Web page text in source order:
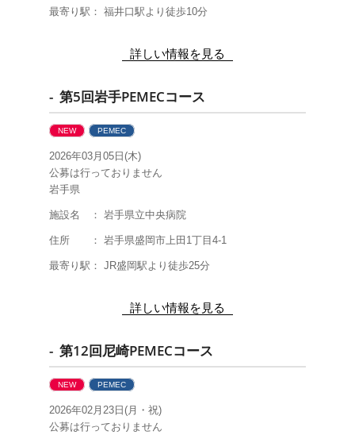
最寄り駅： 福井口駅より徒歩10分
詳しい情報を見る
- 第5回岩手PEMECコース
NEW PEMEC
2026年03月05日(木)
公募は行っておりません
岩手県
施設名 ： 岩手県立中央病院
住所 ： 岩手県盛岡市上田1丁目4-1
最寄り駅： JR盛岡駅より徒歩25分
詳しい情報を見る
- 第12回尼崎PEMECコース
NEW PEMEC
2026年02月23日(月・祝)
公募は行っておりません